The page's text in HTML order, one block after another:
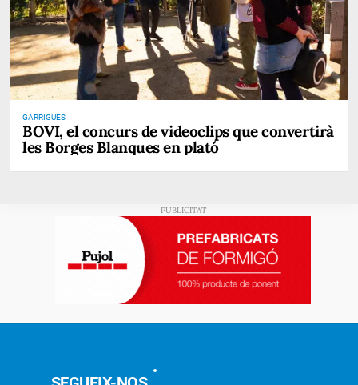
GARRIGUES
BOVI, el concurs de videoclips que convertirà
les Borges Blanques en plató